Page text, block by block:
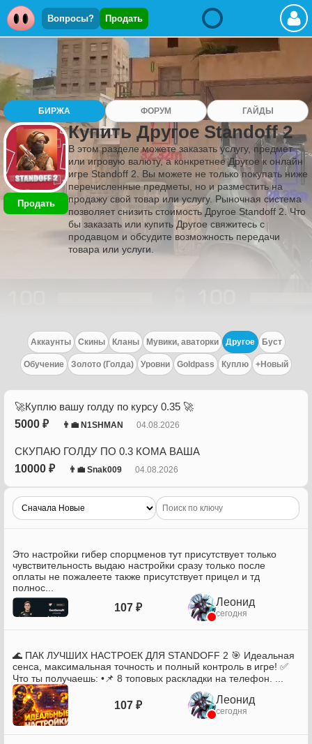
Вопросы? Продать
БИРЖА ФОРУМ ГАЙДЫ
Продать
Купить Другое Standoff 2
В этом разделе можете заказать услугу, предмет
или игровую валюту, а конкретнее Другое к онлайн
игре Standoff 2. Вы можете не только покупать ниже
перечисленные предметы, но и разместить на
продажу свой товар или услугу. Рыночная система
позволяет снизить стоимость Другое Standoff 2. Что
бы заказать или купить Другое свяжитесь с
продавцом и обсудите возможность передачи
товара или услуги.
Аккаунты Скины Кланы Мувики, аваторки Другое Буст
Обучение Золото (Голда) Уровни Goldpass Куплю +Новый
🚀Куплю вашу голду по курсу 0.35 🚀
5000 ₽
👨‍💼 N1SHMAN 04.08.2026
СКУПАЮ ГОЛДУ ПО 0.3 КОМА ВАША
10000 ₽
👨‍💼 Snak009 04.08.2026
Это настройки гибер спорцменов тут присутствует только
чувствительность выдаю настройки сразу только после
оплаты не пожалеете также присутствует прицел и тд
полнос...
107 ₽ Леонид
сегодня
🌊 ПАК ЛУЧШИХ НАСТРОЕК ДЛЯ STANDOFF 2 🎯 Идеальная
сенса, максимальная точность и полный контроль в игре! ✅
Что ты получаешь: •📌 8 топовых раскладки на телефон. ...
107 ₽ Леонид
сегодня